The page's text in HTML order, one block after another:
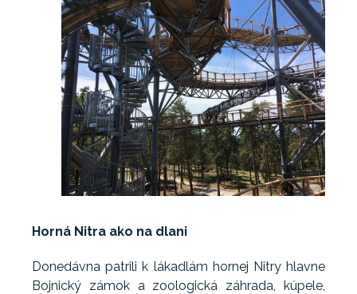
Horná Nitra ako na dlani
Donedávna patrili k lákadlám hornej Nitry hlavne
Bojnický zámok a zoologická záhrada, kúpele,